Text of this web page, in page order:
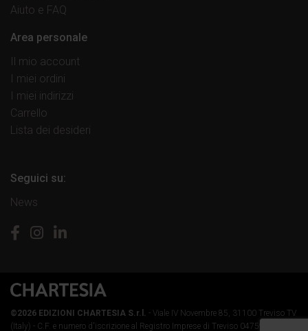
Aiuto e FAQ
Area personale
Il mio account
I miei ordini
I miei indirizzi
Carrello
Lista dei desideri
Seguici su:
News
©2026 EDIZIONI CHARTESIA S.r.l. - Viale IV Novembre 85, 31100 Treviso TV
(Italy) - C.F. e numero d'iscrizione al Registro Imprese di Treviso 04759890264 -